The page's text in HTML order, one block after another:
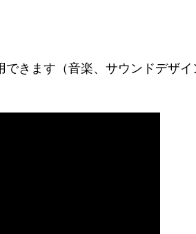
きます（音楽、サウンドデザイ